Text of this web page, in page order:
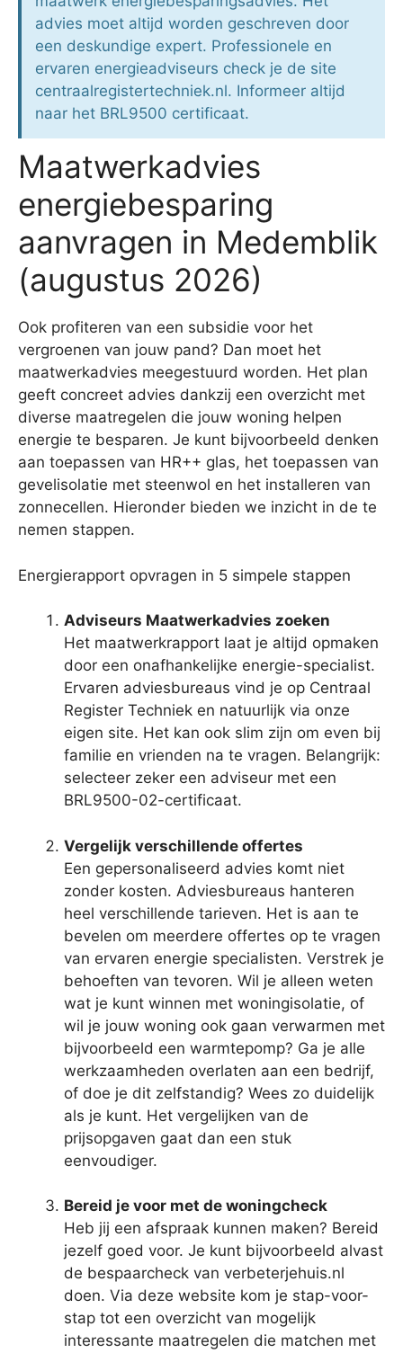
advies moet altijd worden geschreven door
een deskundige expert. Professionele en
ervaren energieadviseurs check je de site
centraalregistertechniek.nl. Informeer altijd
naar het BRL9500 certificaat.
Maatwerkadvies
energiebesparing
aanvragen in Medemblik
(augustus 2026)
Ook profiteren van een subsidie voor het
vergroenen van jouw pand? Dan moet het
maatwerkadvies meegestuurd worden. Het plan
geeft concreet advies dankzij een overzicht met
diverse maatregelen die jouw woning helpen
energie te besparen. Je kunt bijvoorbeeld denken
aan toepassen van HR++ glas, het toepassen van
gevelisolatie met steenwol en het installeren van
zonnecellen. Hieronder bieden we inzicht in de te
nemen stappen.
Energierapport opvragen in 5 simpele stappen
Adviseurs Maatwerkadvies zoeken
Het maatwerkrapport laat je altijd opmaken
door een onafhankelijke energie-specialist.
Ervaren adviesbureaus vind je op Centraal
Register Techniek en natuurlijk via onze
eigen site. Het kan ook slim zijn om even bij
familie en vrienden na te vragen. Belangrijk:
selecteer zeker een adviseur met een
BRL9500-02-certificaat.
Vergelijk verschillende offertes
Een gepersonaliseerd advies komt niet
zonder kosten. Adviesbureaus hanteren
heel verschillende tarieven. Het is aan te
bevelen om meerdere offertes op te vragen
van ervaren energie specialisten. Verstrek je
behoeften van tevoren. Wil je alleen weten
wat je kunt winnen met woningisolatie, of
wil je jouw woning ook gaan verwarmen met
bijvoorbeeld een warmtepomp? Ga je alle
werkzaamheden overlaten aan een bedrijf,
of doe je dit zelfstandig? Wees zo duidelijk
als je kunt. Het vergelijken van de
prijsopgaven gaat dan een stuk
eenvoudiger.
Bereid je voor met de woningcheck
Heb jij een afspraak kunnen maken? Bereid
jezelf goed voor. Je kunt bijvoorbeeld alvast
de bespaarcheck van verbeterjehuis.nl
doen. Via deze website kom je stap-voor-
stap tot een overzicht van mogelijk
interessante maatregelen die matchen met